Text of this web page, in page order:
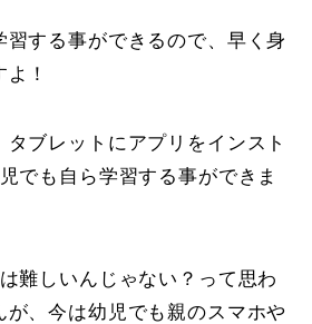
する事ができるので、早く身
！
ブレットにアプリをインスト
でも自ら学習する事ができま
難しいんじゃない？って思わ
が、今は幼児でも親のスマホや